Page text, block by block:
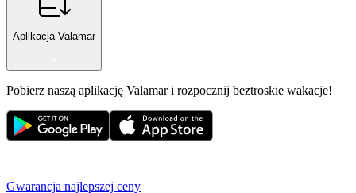
Aplikacja Valamar
Pobierz naszą aplikację Valamar i rozpocznij beztroskie wakacje!
Gwarancja najlepszej ceny